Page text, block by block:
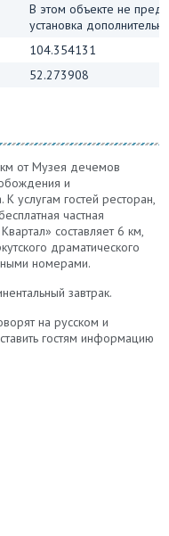
В этом объекте не
установка
104.354131
52.273908
от Музея дечемов
и
услугам гостей ресторан,
частная
составляет 6 км,
драматического
номерами.
завтрак.
на русском и
гостям информацию